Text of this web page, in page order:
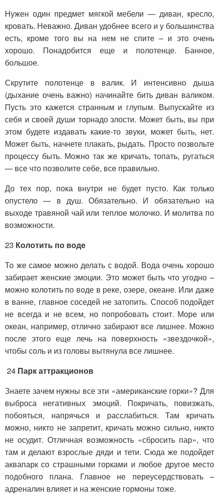
Нужен один предмет мягкой мебели — диван, кресло,
кровать. Неважно. Диван удобнее всего и у большинства
есть, кроме того вы на нем не спите – и это очень
хорошо. Понадобится еще и полотенце. Банное,
большое.
Скрутите полотенце в валик. И интенсивно дыша
(дыхание очень важно) начинайте бить диван валиком.
Пусть это кажется странным и глупым. Выпускайте из
себя и своей души торнадо злости. Может быть, вы при
этом будете издавать какие-то звуки, может быть, нет.
Может быть, начнете плакать, рыдать. Просто позвольте
процессу быть. Можно так же кричать, топать, ругаться
— все что позволите себе, все правильно.
До тех пор, пока внутри не будет пусто. Как только
опустело — в душ. Обязательно. И обязательно на
выходе травяной чай или теплое молочко. И молитва по
возможности.
23 Колотить по воде
То же самое можно делать с водой. Вода очень хорошо
забирает женские эмоции. Это может быть что угодно –
можно колотить по воде в реке, озере, океане. Или даже
в ванне, главное соседей не затопить. Способ подойдет
не всегда и не всем, но попробовать стоит. Море или
океан, например, отлично забирают все лишнее. Можно
после этого еще лечь на поверхность «звездочкой»,
чтобы соль и из головы вытянула все лишнее.
24 Парк аттракционов
Знаете зачем нужны все эти «американские горки»? Для
выброса негативных эмоций. Покричать, повизжать,
побояться, напрячься и расслабиться. Там кричать
можно, никто не запретит, кричать можно сильно, никто
не осудит. Отличная возможность «сбросить пар», что
там и делают взрослые дяди и тети. Сюда же подойдет
аквапарк со страшными горками и любое другое место
подобного плана. Главное не переусердствовать –
адреналин влияет и на женские гормоны тоже.